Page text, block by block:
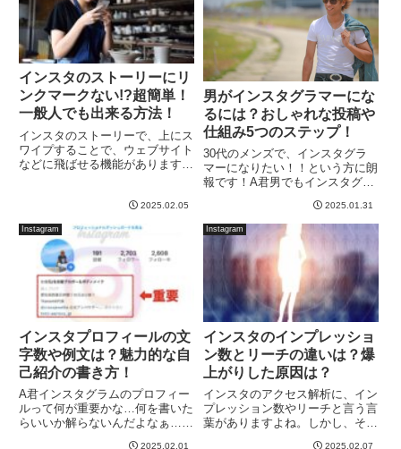
インスタのストーリーにリ
ンクマークない!?超簡単！
一般人でも出来る方法！
インスタのストーリーで、上にス
ワイプすることで、ウェブサイト
などに飛ばせる機能がありますよ
たようなリンクマークがない！！
これは、ある特定の人しか、リン
クすることが出来ないのか？
と、...
2025.02.05
男がインスタグラマーにな
るには？おしゃれな投稿や
仕組み5つのステップ！
30代のメンズで、インスタグラ
マーになりたい！！という方に朗
報です！A君男でもインスタグラ
タグラマーになるにはどうすれば
いいの？どんな投稿をしたらいい
のかな？こんなお悩みを解決しま
す。先日、インスタグラマーマ
2025.01.31
Instagram
インスタプロフィールの文
字数や例文は？魅力的な自
己紹介の書き方！
A君インスタグラムのプロフィー
ルって何が重要かな…何を書いた
らいいか解らないんだよなぁ…文
2025.02.01
Instagram
インスタのインプレッショ
ン数とリーチの違いは？爆
上がりした原因は？
インスタのアクセス解析に、イン
プレッション数やリーチと言う言
葉がありますよね。しかし、その
2025.02.07